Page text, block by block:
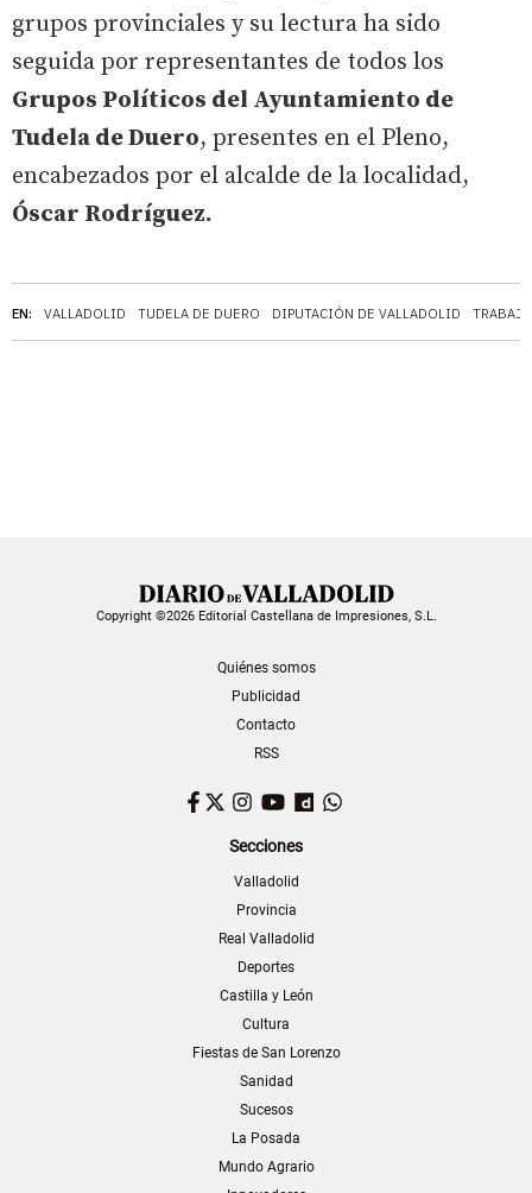
EN: VALLADOLID TUDELA DE DUERO DIPUTACIÓN DE VALLADOLID TRABAJO
grupos provinciales y su lectura ha sido
seguida por representantes de todos los
Grupos Políticos del Ayuntamiento de
Tudela de Duero, presentes en el Pleno,
encabezados por el alcalde de la localidad,
Óscar Rodríguez.
Copyright ©2026 Editorial Castellana de Impresiones, S.L.
Quiénes somos
Publicidad
Contacto
RSS
Facebook
TwitterInstagram
YouTubeDailymotion
Secciones
Valladolid
Provincia
Real Valladolid
Deportes
Castilla y León
Cultura
Fiestas de San Lorenzo
Sanidad
Sucesos
La Posada
Mundo Agrario